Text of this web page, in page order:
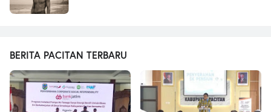
BERITA PACITAN TERBARU